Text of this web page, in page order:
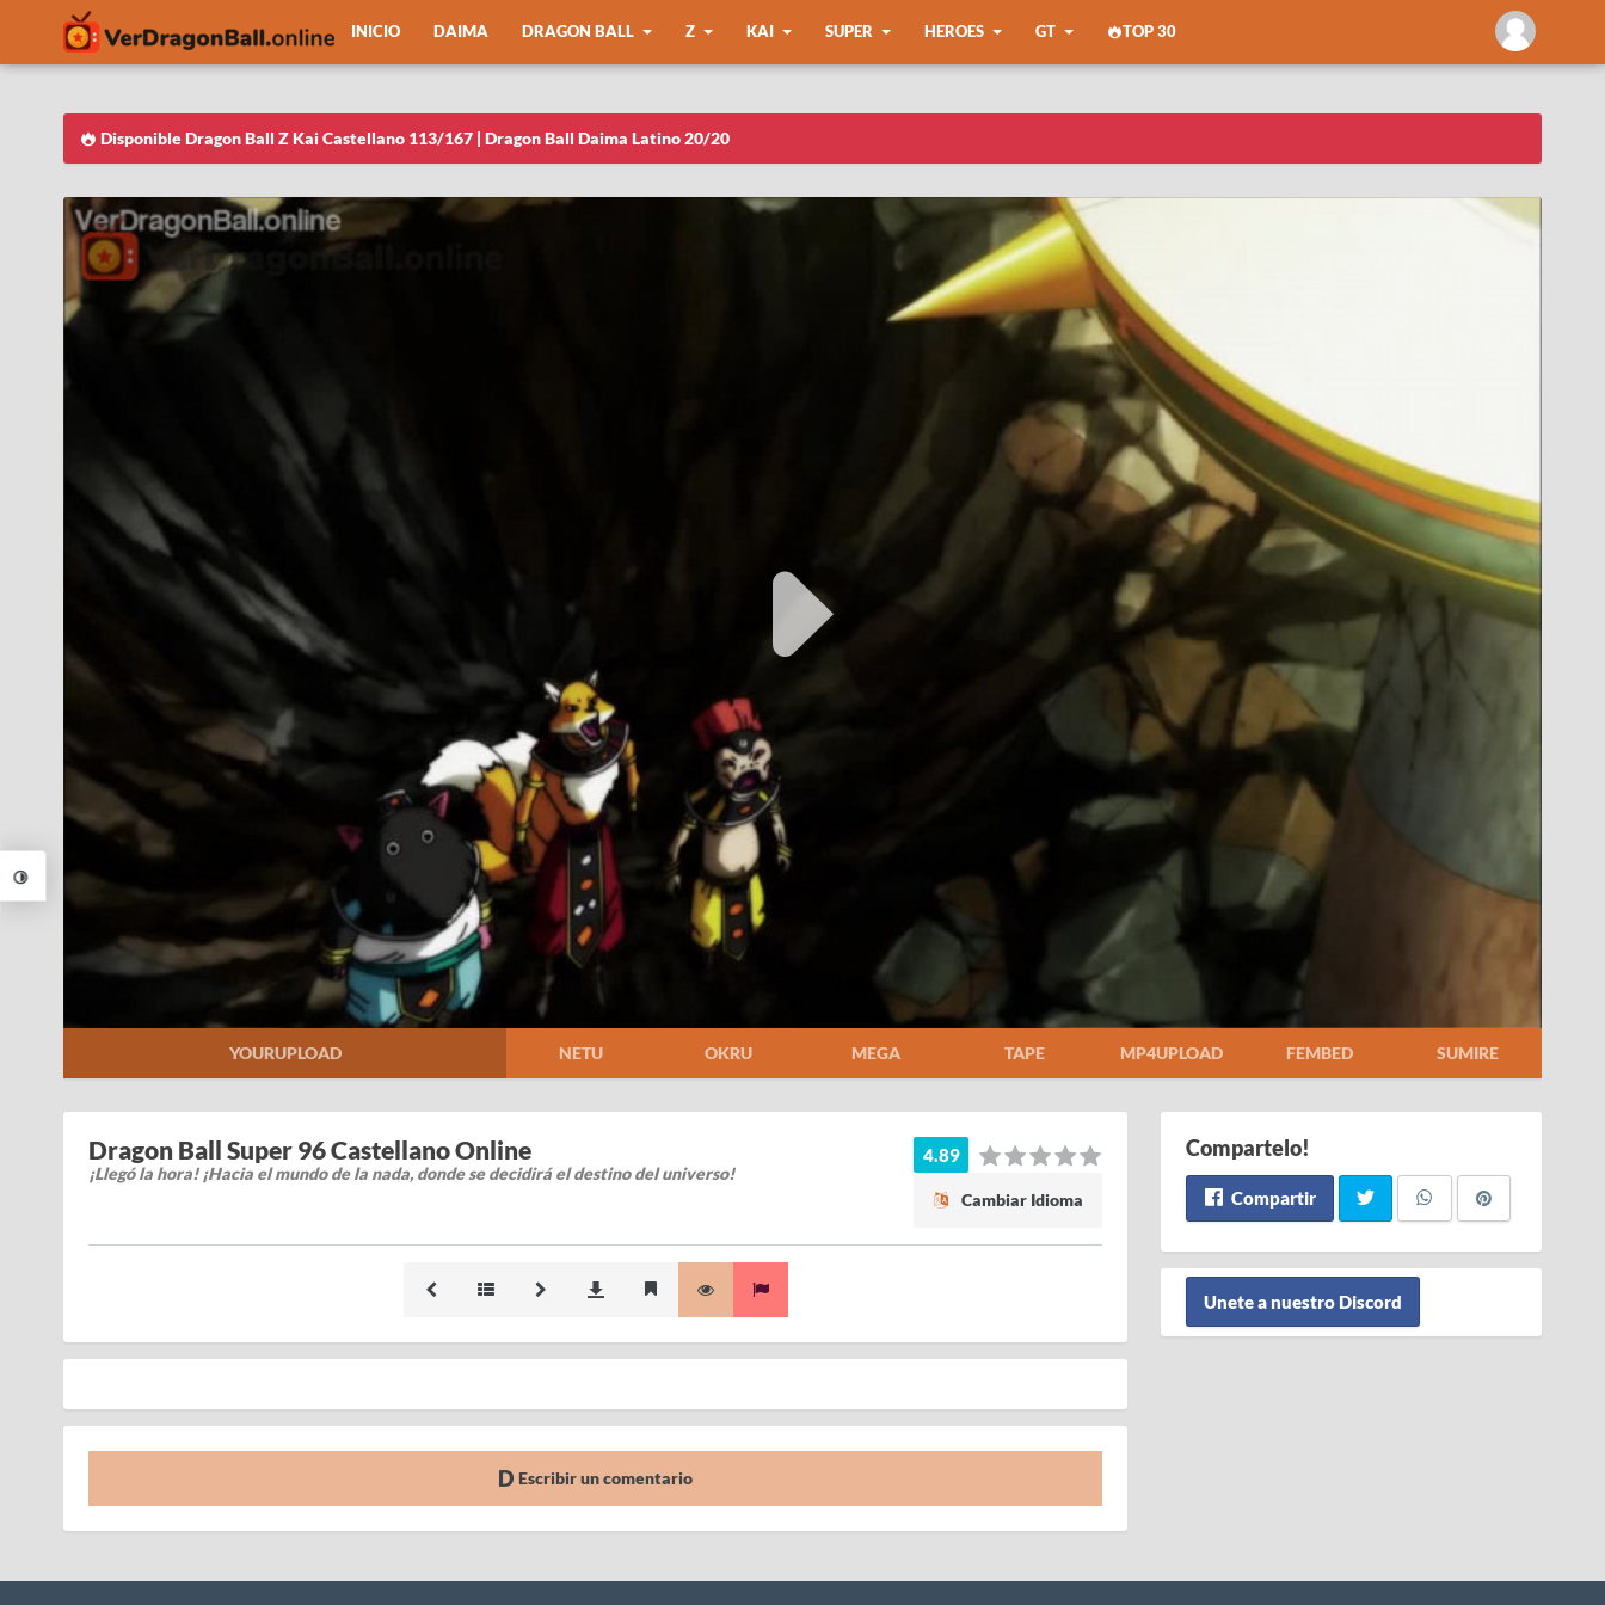
INICIO DAIMA DRAGON BALL Z KAI SUPER HEROES GT TOP 30
Disponible Dragon Ball Z Kai Castellano 113/167 | Dragon Ball Daima Latino 20/20
YOURUPLOAD NETU OKRU MEGA TAPE MP4UPLOAD FEMBED SUMIRE
Dragon Ball Super 96 Castellano Online
¡Llegó la hora! ¡Hacia el mundo de la nada, donde se decidirá el destino del universo!
4.89
Cambiar Idioma
Escribir un comentario
Compartelo!
Compartir
Unete a nuestro Discord